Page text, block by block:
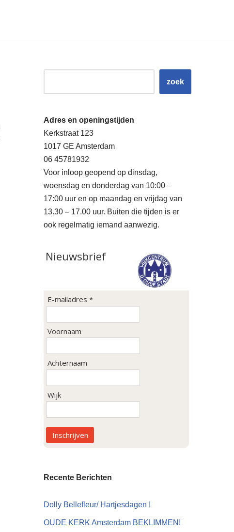
zoek
Adres en openingstijden
Kerkstraat 123
1017 GE Amsterdam
06 45781932
Voor inloop geopend op dinsdag,
woensdag en donderdag van 10:00 –
17:00 uur en op maandag en vrijdag van
13.30 – 17.00 uur. Buiten die tijden is er
ook regelmatig iemand aanwezig.
Nieuwsbrief
E-mailadres *
Voornaam
Achternaam
Wijk
Inschrijven
Recente Berichten
Dolly Bellefleur/ Hartjesdagen !
OUDE KERK Amsterdam BEKLIMMEN!